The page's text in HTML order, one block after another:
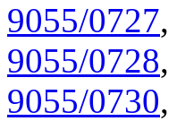
9055/0727,
9055/0728,
9055/0730,